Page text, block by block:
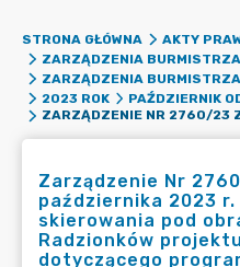
STRONA GŁÓWNA
AKTY
ZARZĄDZENIA BURMISTRZA
ZARZĄDZENIA
2023 ROK
PAŹDZIERNIK
Zarządzenie Nr
października 2023 r.
skierowania pod
Radzionków
dotyczącego